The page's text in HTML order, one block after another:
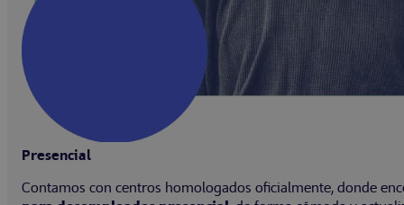
Presencial
Contamos con centros homologados oficialmente, donde